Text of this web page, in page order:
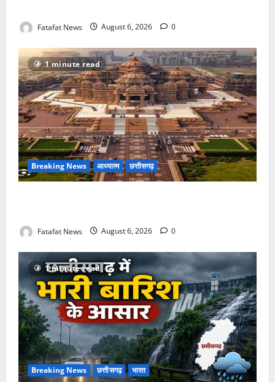
Fatafat News August 6, 2026 0
1 minute read
Breaking News आध्यात्म छत्तीसगढ़
Fatafat News August 6, 2026 0
1 minute read
Breaking News छत्तीसगढ़ भारत